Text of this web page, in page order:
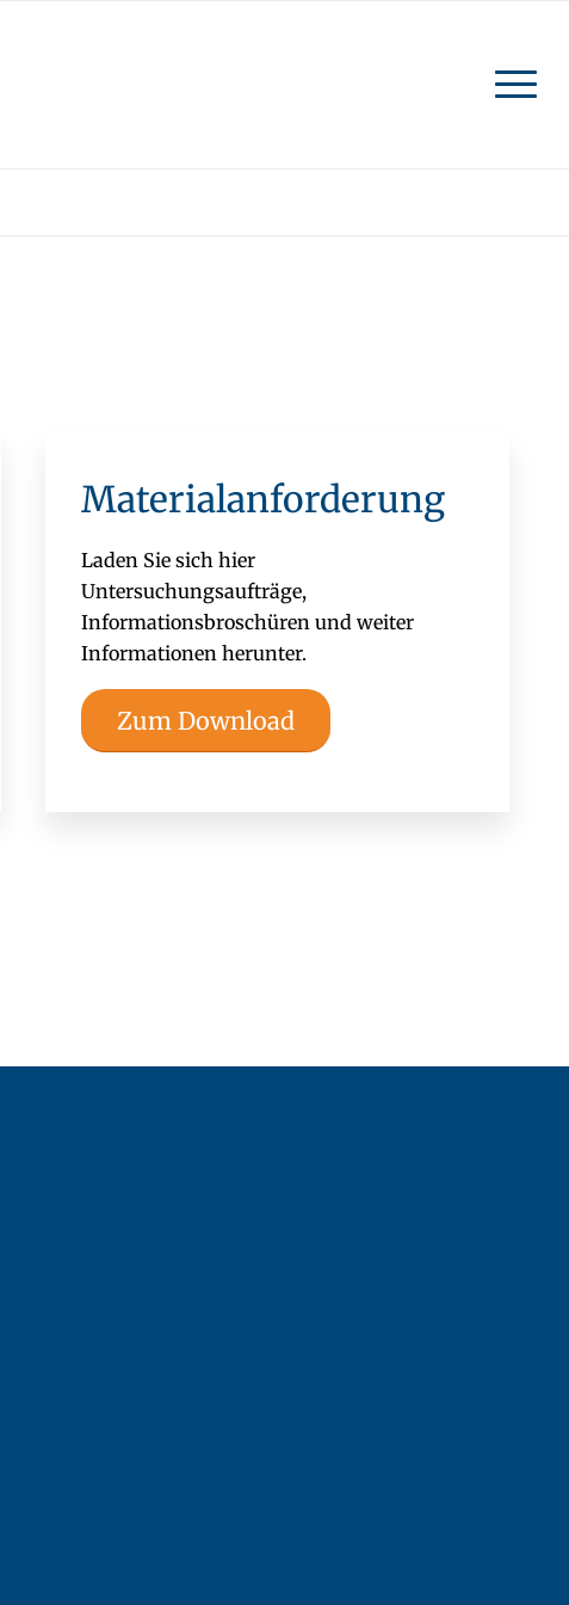
Material­anforderung
Laden Sie sich hier
Untersuchungsaufträge,
Informationsbroschüren und weiter
Informationen herunter.
Zum Download